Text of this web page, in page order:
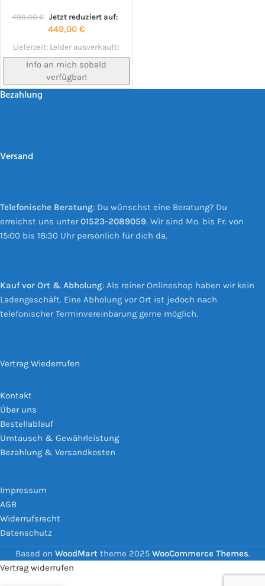
499,00€ Jetzt reduziert auf:
449,00€
Lieferzeit: Leider ausverkauft!
Info an mich sobald
verfügbar!
Bezahlung
Versand
Telefonische Beratung: Du wünschst eine Beratung? Du
erreichst uns unter01523-2089059. Wir sind Mo. bis Fr. von
15:00 bis 18:30 Uhr persönlich für dich da.
Kauf vor Ort & Abholung: Als reiner Onlineshop haben wir kein
Ladengeschäft. Eine Abholung vor Ort ist jedoch nach
telefonischer Terminvereinbarung gerne möglich.
Vertrag Wiederrufen
Kontakt
Über uns
Bestellablauf
Umtausch & Gewährleistung
Bezahlung & Versandkosten
Impressum
AGB
Widerrufsrecht
Datenschutz
Based on WoodMarttheme 2025 WooCommerce Themes.
Vertrag widerrufen